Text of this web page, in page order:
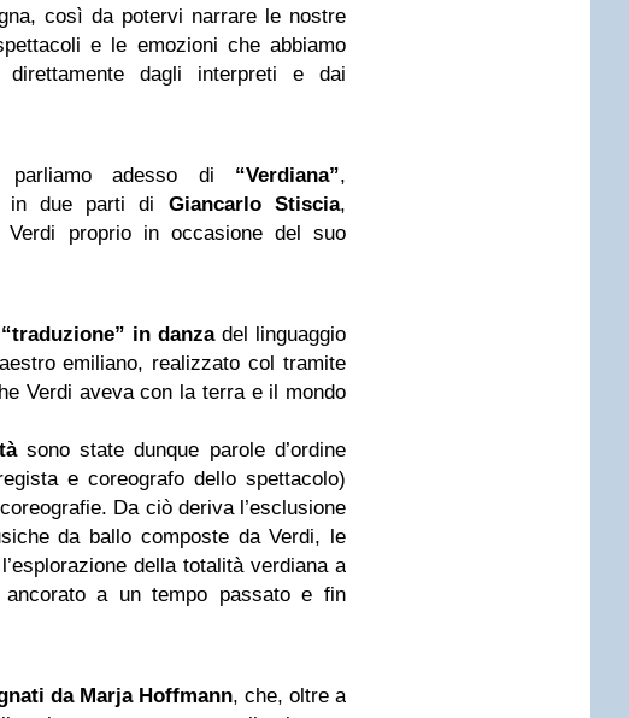
così da potervi narrare le nostre
e le emozioni che abbiamo
direttamente dagli interpreti e dai
parliamo adesso di “Verdiana”,
in due parti di Giancarlo Stiscia,
proprio in occasione del suo
“traduzione” in danzadel linguaggio
emiliano, realizzato col tramite
Verdi aveva con la terra e il mondo
sono state dunque parole d’ordine
e coreografo dello spettacolo)
Da ciò deriva l’esclusione
da ballo composte da Verdi, le
della totalità verdiana a
a un tempo passato e fin
da Marja Hoffmann, che, oltre a